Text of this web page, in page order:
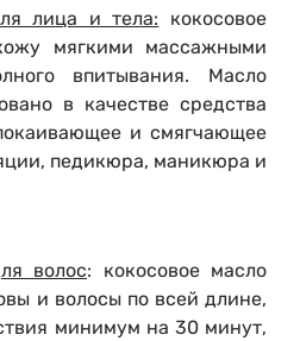
лица и тела: кокосовое
мягкими массажными
впитывания. Масло
в качестве средства
и смягчающее
педикюра, маникюра и
волос: кокосовое масло
и волосы по всей длине,
минимум на 30 минут,